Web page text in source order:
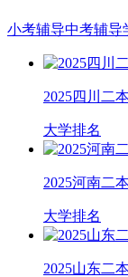
小考辅导中考辅导
2025四川二
大学排名
2025河南二
大学排名
2025山东二